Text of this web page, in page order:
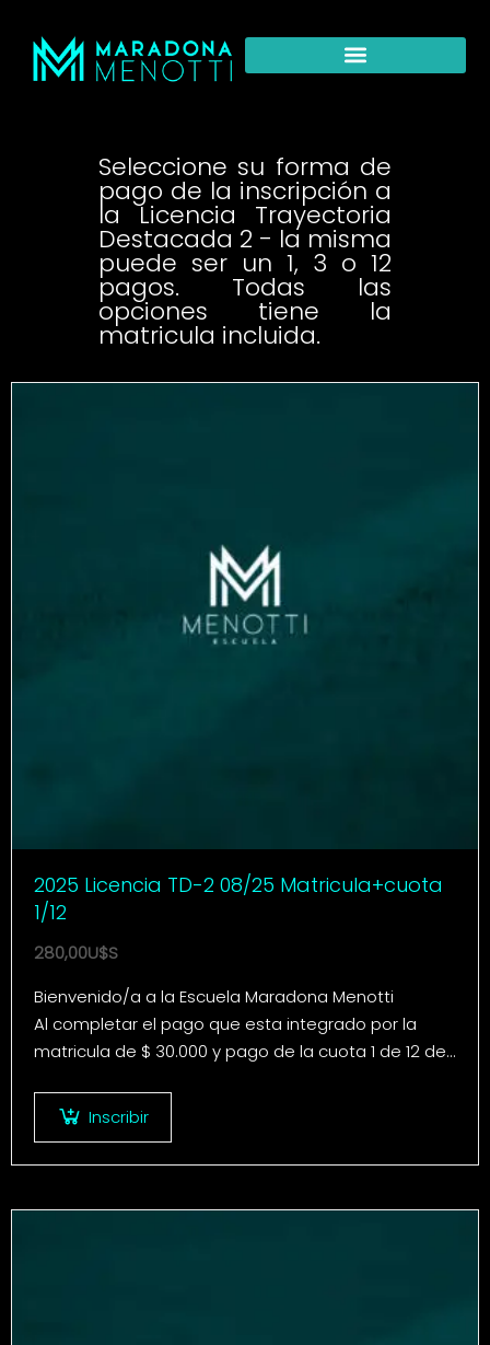
Seleccione su forma de
pago de la inscripción a
la Licencia Trayectoria
Destacada 2 - la misma
puede ser un 1, 3 o 12
pagos. Todas las
opciones tiene la
matricula incluida.
2025 Licencia TD-2 08/25 Matricula+cuota
1/12
280,00U$S
Bienvenido/a a la Escuela Maradona Menotti
Al completar el pago que esta integrado por la
matricula de $ 30.000 y pago de la cuota 1 de 12 del
Inscribir